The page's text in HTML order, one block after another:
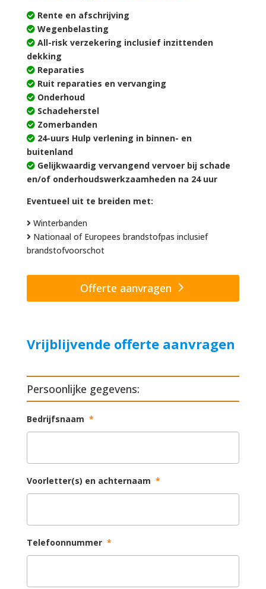
Rente en afschrijving
Wegenbelasting
All-risk verzekering inclusief inzittenden
dekking
Reparaties
Ruit reparaties en vervanging
Onderhoud
Schadeherstel
Zomerbanden
24-uurs Hulp verlening in binnen- en
buitenland
Gelijkwaardig vervangend vervoer bij schade
en/of onderhoudswerkzaamheden na 24 uur
Eventueel uit te breiden met:
Winterbanden
Nationaal of Europees brandstofpas inclusief
brandstofvoorschot
Offerte aanvragen
Vrijblijvende offerte aanvragen
Persoonlijke gegevens:
Bedrijfsnaam *
Voorletter(s) en achternaam *
Telefoonnummer *